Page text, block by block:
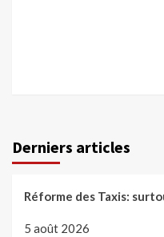
Derniers articles
Réforme des Taxis:
5 août 2026